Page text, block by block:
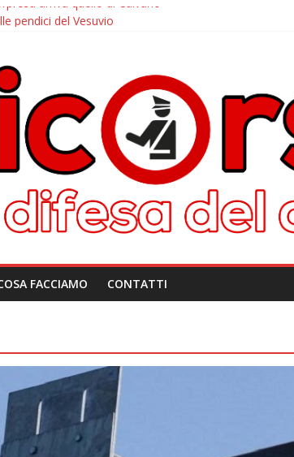
arriva quello di Caivano
all’amarezza di chi ha pagato i verbali
FACCIAMO CONTATTI